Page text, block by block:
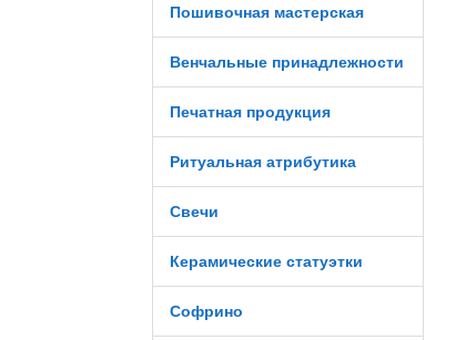
Пошивочная мастерская
Венчальные принадлежности
Печатная продукция
Ритуальная атрибутика
Свечи
Керамические статуэтки
Софрино